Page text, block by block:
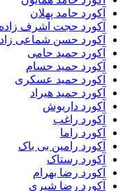
آکورد حامد پهلان
آکورد حجت اشرف زاده
آکورد حسن شماعی زاده
آکورد حمید حامی
آکورد حمید حسام
آکورد حمید عسکری
آکورد حمید هیراد
آکورد داریوش
آکورد راغب
آکورد راما
آکورد رامین بی باک
آکورد رستاک
آکورد رضا بهرام
آکورد رضا شیری